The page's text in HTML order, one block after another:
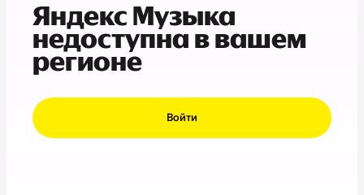
Яндекс Музыка
недоступна в вашем
регионе
Войти